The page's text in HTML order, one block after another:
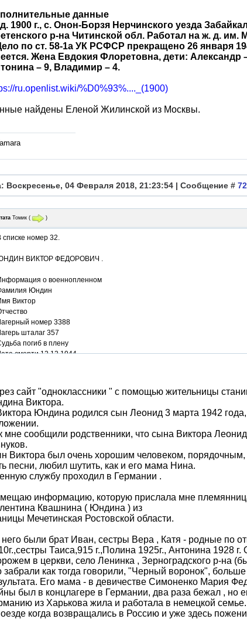
данные
1900 г., с. Онон-Борзя Нерчинского уезда
р-на Читинской обл. Работал на ж. д. им.
по ст. 58-1а УК РСФСР прекращено 26 января
Жена Евдокия Флоретовна, дети: Александр
– 9, Владимир – 4.
ru.openlist.wiki/%D0%93%...._(1900)
найдены Еленой Жилинской из Москвы.
Воскресенье, 04 Февраля 2018, 21:23:54 | Сообщение # 72
Томик ( )
списке номер 32.
ВИКТОР ФЕДОРОВИЧ .
о военнопленном
Юндин
Виктор
номер 3388
шталаг 357
погиб в плену
смерти 12.12.1944
сайт "одноклассники " с помощью жительницы
Виктора.
Юндина родился сын Леонид 3 марта 1942 года,
мне сообщили родственники, что сына Виктора
Виктора был очень хорошим человеком,
песни, любил шутить, как и его мама Нина.
службу проходил в Германии .
информацию, которую прислала мне
Квашнина ( Юндина ) из
Мечетинская Ростовской области.
были брат Иван, сестры Вера , Катя - родные по
Таиса,915 г.,Полина 1925г., Антонина
в церкви, село Ленинка , Зерноградского р-на
забрали как тогда говорили, "Черный воронок",
Его мама - в девичестве Симоненко Мария
был в концлагере в Германии, два раза бежал , но
из Харькова жила и работала в немецкой
когда возвращались в Россию и уже здесь